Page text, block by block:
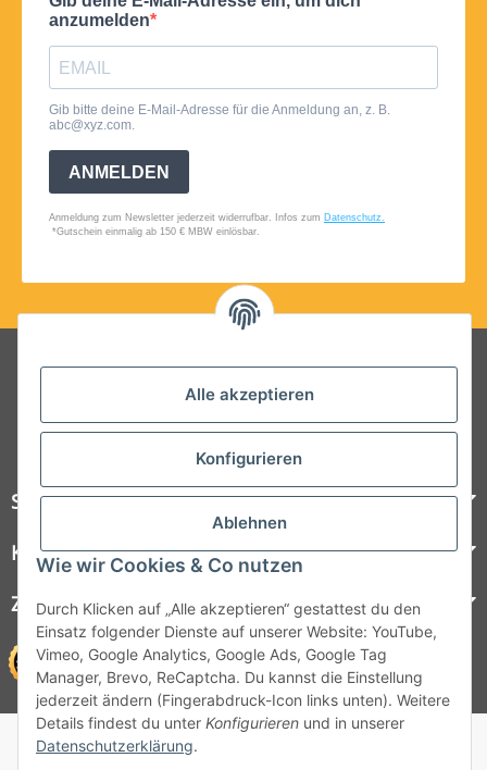
Alle akzeptieren
Konfigurieren
Ablehnen
Wie wir Cookies & Co nutzen
Durch Klicken auf „Alle akzeptieren“ gestattest du den
Einsatz folgender Dienste auf unserer Website: YouTube,
Vimeo, Google Analytics, Google Ads, Google Tag
Manager, Brevo, ReCaptcha. Du kannst die Einstellung
jederzeit ändern (Fingerabdruck-Icon links unten). Weitere
Details findest du unter Konfigurieren und in unserer
Datenschutzerklärung.
Folgt uns auf Social Media
Steelboxx
Kundenservice
Zahlungsmöglichkeiten
© 1964 - 2026 Lüllmann GmbH